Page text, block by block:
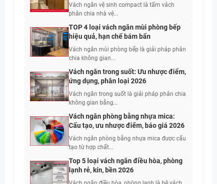
Vách ngăn vệ sinh compact là tấm vách
phân chia nhà vệ...
TOP 4 loại vách ngăn mùi phòng bếp
hiệu quả, hạn chế bám bẩn
Vách ngăn mùi phòng bếp là giải pháp phân
chia không gian...
Vách ngăn trong suốt: Ưu nhược điểm,
ứng dụng, phân loại 2026
Vách ngăn trong suốt là giải pháp phân chia
không gian bằng...
Vách ngăn phòng bằng nhựa mica:
Cấu tạo, ưu nhược điểm, báo giá 2026
Vách ngăn phòng bằng nhựa mica được cấu
tạo từ hợp chất...
Top 5 loại vách ngăn điều hòa, phòng
lạnh rẻ, kín, bền 2026